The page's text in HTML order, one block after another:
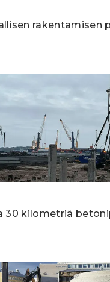
rakentamisen
30 kilometriä